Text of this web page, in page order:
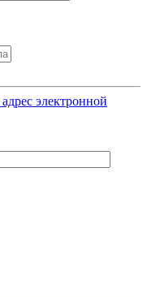
электронной